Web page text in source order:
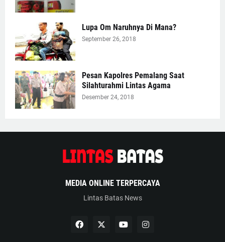
Lupa Om Naruhnya Di Mana?
September 26, 2018
Pesan Kapolres Pemalang Saat
Silahturahmi Lintas Agama
Desember 24, 2018
MEDIA ONLINE TERPERCAYA
Lintas Batas News